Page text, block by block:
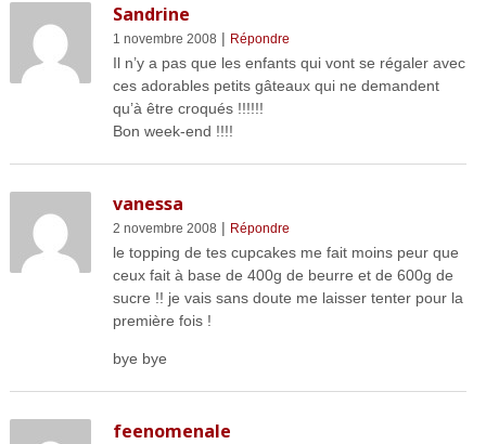
Sandrine
1 novembre 2008 | Répondre
Il n’y a pas que les enfants qui vont se régaler avec
ces adorables petits gâteaux qui ne demandent
qu’à être croqués !!!!!!
Bon week-end !!!!
vanessa
2 novembre 2008 | Répondre
le topping de tes cupcakes me fait moins peur que
ceux fait à base de 400g de beurre et de 600g de
sucre !! je vais sans doute me laisser tenter pour la
première fois !
bye bye
feenomenale